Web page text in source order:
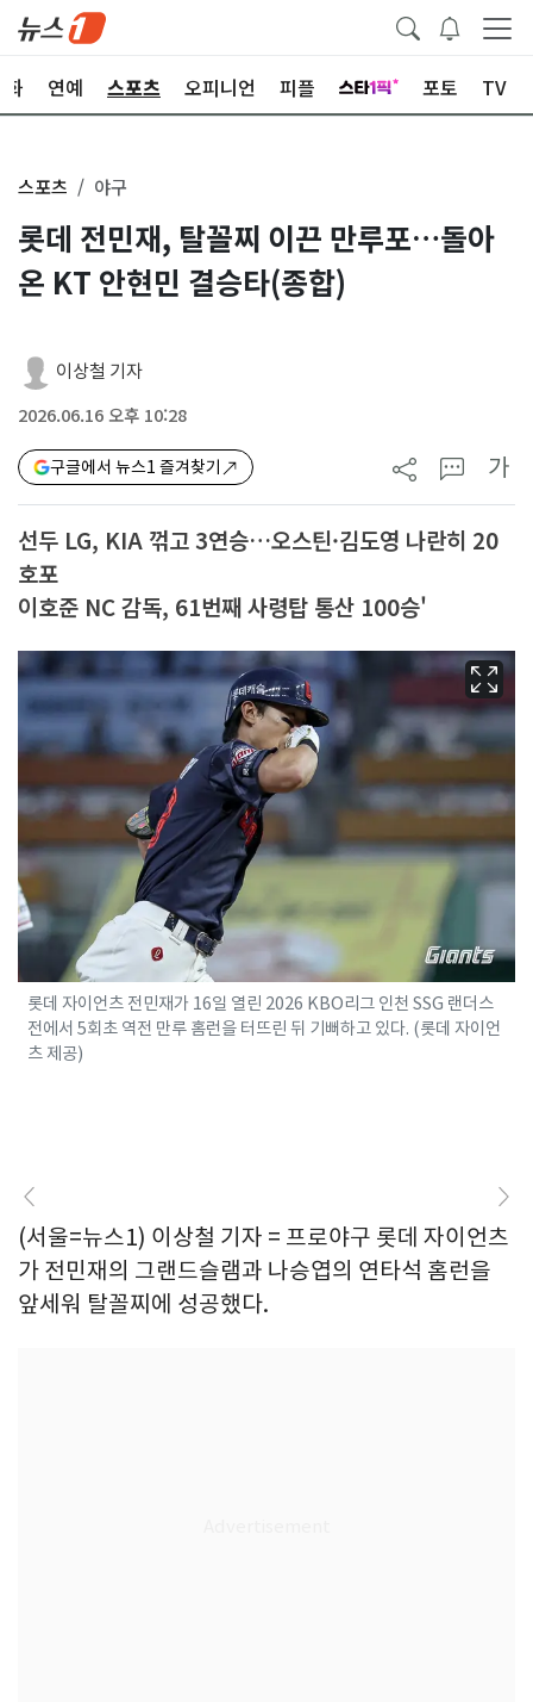
화 연예 스포츠 오피니언 피플 포토 TV
스포츠 야구
롯데 전민재, 탈꼴찌 이끈 만루포…돌아
온 KT 안현민 결승타(종합)
이상철 기자
2026.06.16 오후 10:28
구글에서 뉴스1 즐겨찾기 가
선두 LG, KIA 꺾고 3연승…오스틴·김도영 나란히 20
호포
이호준 NC 감독, 61번째 사령탑 통산 100승'
롯데 자이언츠 전민재가 16일 열린 2026 KBO리그 인천 SSG 랜더스
전에서 5회초 역전 만루 홈런을 터뜨린 뒤 기뻐하고 있다. (롯데 자이언
츠 제공)
(서울=뉴스1) 이상철 기자 = 프로야구 롯데 자이언츠
가 전민재의 그랜드슬램과 나승엽의 연타석 홈런을
앞세워 탈꼴찌에 성공했다.